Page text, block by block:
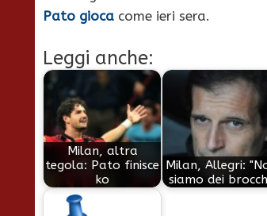
Pato gioca come ieri sera.
Leggi anche:
Milan, altra
tegola: Pato finisce
ko
Milan, Allegri:
siamo dei